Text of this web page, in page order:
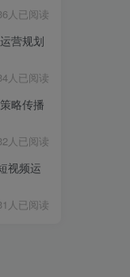
人已阅读
营规划
人已阅读
略传播
人已阅读
视频运
人已阅读